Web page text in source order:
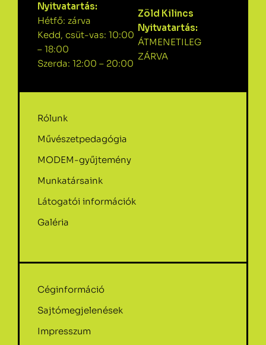
Nyitvatartás:
Hétfő: zárva
Kedd, csüt-vas: 10:00
– 18:00
Szerda: 12:00 – 20:00
Zöld Kilincs
Nyitvatartás:
ÁTMENETILEG
ZÁRVA
Rólunk
Művészetpedagógia
MODEM-gyűjtemény
Munkatársaink
Látogatói információk
Galéria
Céginformáció
Sajtómegjelenések
Impresszum